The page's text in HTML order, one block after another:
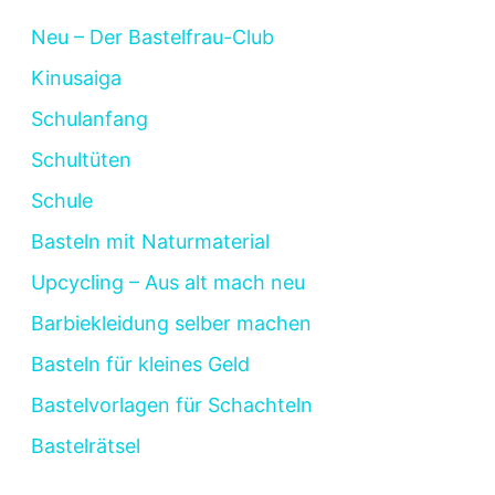
Neu – Der Bastelfrau-Club
Kinusaiga
Schulanfang
Schultüten
Schule
Basteln mit Naturmaterial
Upcycling – Aus alt mach neu
Barbiekleidung selber machen
Basteln für kleines Geld
Bastelvorlagen für Schachteln
Bastelrätsel